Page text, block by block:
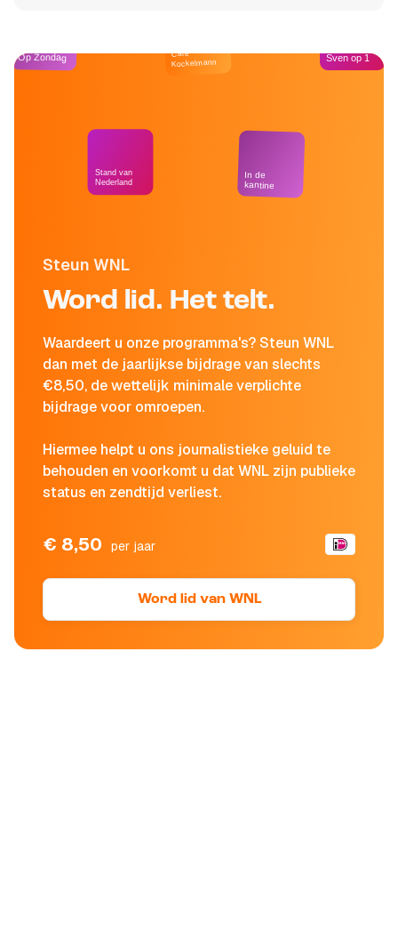
Steun WNL
Word lid. Het telt.
Waardeert u onze programma's? Steun WNL
dan met de jaarlijkse bijdrage van slechts
€8,50, de wettelijk minimale verplichte
bijdrage voor omroepen.
Hiermee helpt u ons journalistieke geluid te
behouden en voorkomt u dat WNL zijn publieke
status en zendtijd verliest.
€ 8,50 per jaar
Word lid van WNL
Op Zondag
Stand van
Nederland
Café
Kockelmann
In de
kantine
Sven op 1